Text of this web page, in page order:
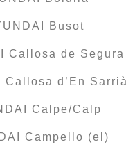
Busot
Callosa de Segura
d’En Sarrià
Calpe/Calp
Campello (el)